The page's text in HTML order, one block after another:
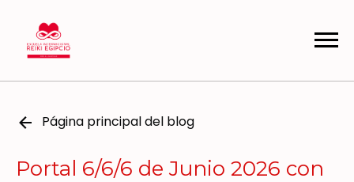
Página principal del blog
Portal 6/6/6 de Junio 2026 con